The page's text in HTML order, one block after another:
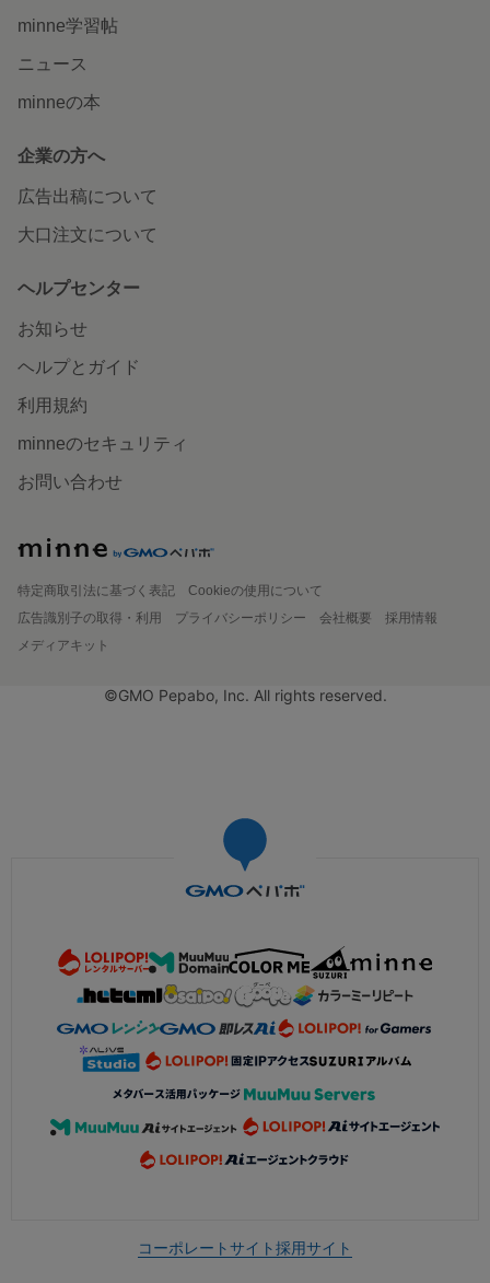
minne学習帖
ニュース
minneの本
企業の方へ
広告出稿について
大口注文について
ヘルプセンター
お知らせ
ヘルプとガイド
利用規約
minneのセキュリティ
お問い合わせ
特定商取引法に基づく表記
Cookieの使用について
広告識別子の取得・利用
プライバシーポリシー 会社概要
採用情報
メディアキット
©GMO Pepabo, Inc. All rights reserved.
コーポレートサイト採用サイト